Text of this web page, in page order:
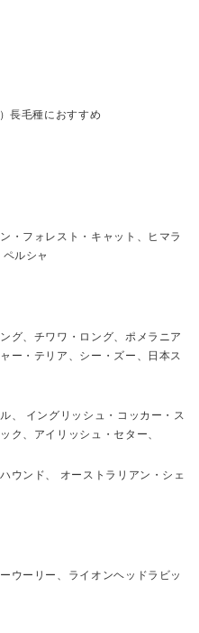
長毛種におすすめ
・フォレスト・キャット、ヒマラ
ルシャ
グ、チワワ・ロング、ポメラニア
ー・テリア、シー・ズー、日本ス
、 イングリッシュ・コッカー・ス
ク、アイリッシュ・セター、
ウンド、 オーストラリアン・シェ
ウーリー、ライオンヘッドラビッ